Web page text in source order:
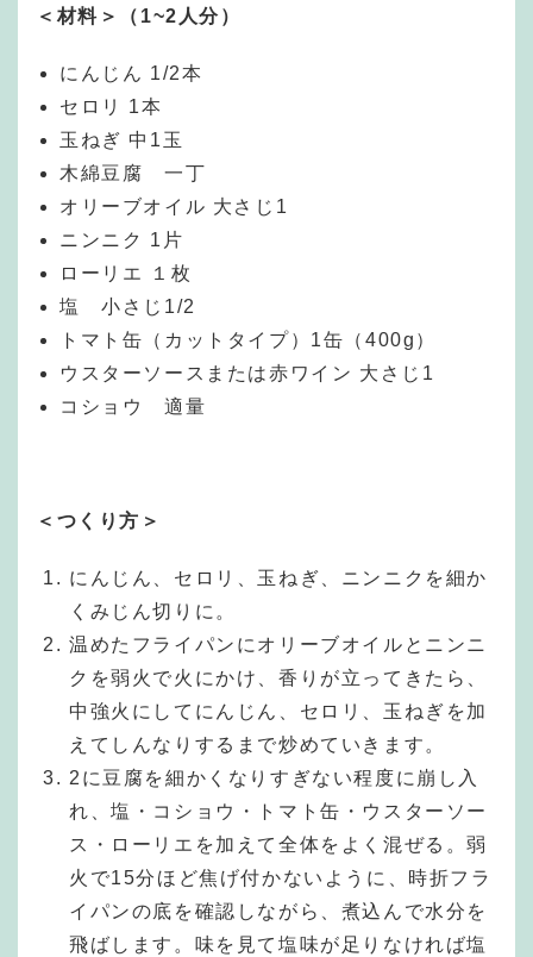
＜材料＞（1~2人分）
にんじん 1/2本
セロリ 1本
玉ねぎ 中1玉
木綿豆腐 一丁
オリーブオイル 大さじ1
ニンニク 1片
ローリエ １枚
塩 小さじ1/2
トマト缶（カットタイプ）1缶（400g）
ウスターソースまたは赤ワイン 大さじ1
コショウ 適量
＜つくり方＞
にんじん、セロリ、玉ねぎ、ニンニクを細か
くみじん切りに。
温めたフライパンにオリーブオイルとニンニ
クを弱火で火にかけ、香りが立ってきたら、
中強火にしてにんじん、セロリ、玉ねぎを加
えてしんなりするまで炒めていきます。
2に豆腐を細かくなりすぎない程度に崩し入
れ、塩・コショウ・トマト缶・ウスターソー
ス・ローリエを加えて全体をよく混ぜる。弱
火で15分ほど焦げ付かないように、時折フラ
イパンの底を確認しながら、煮込んで水分を
飛ばします。味を見て塩味が足りなければ塩